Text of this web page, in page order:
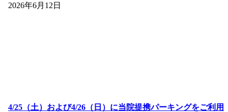
2026年6月12日
4/25（土）および4/26（日）に当院提携パーキングをご利用